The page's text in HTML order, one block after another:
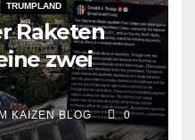
TRUMPLAND
Raketen
zwei
KAIZEN BLOG 0